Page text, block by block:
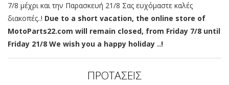
7/8 μέχρι και την Παρασκευή 21/8 Σας ευχόμαστε καλές
διακοπές..! Due to a short vacation, the online store of
MotoParts22.com will remain closed, from Friday 7/8 until
Friday 21/8 We wish you a happy holiday ..!
ΠΡΟΤΑΣΕΙΣ